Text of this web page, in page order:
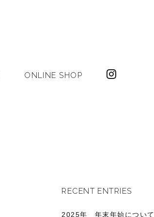
ONLINE SHOP
RECENT ENTRIES
2025年 年末年始について